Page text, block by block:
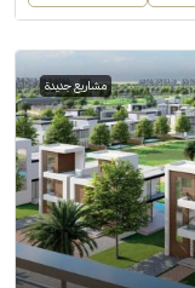
مشاريع جديدة